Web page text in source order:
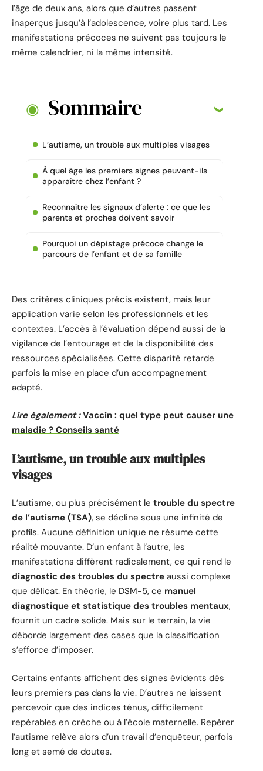
l’âge de deux ans, alors que d’autres passent
inaperçus jusqu’à l’adolescence, voire plus tard. Les
manifestations précoces ne suivent pas toujours le
même calendrier, ni la même intensité.
Sommaire
L’autisme, un trouble aux multiples visages
À quel âge les premiers signes peuvent-ils
apparaître chez l’enfant ?
Reconnaître les signaux d’alerte : ce que les
parents et proches doivent savoir
Pourquoi un dépistage précoce change le
parcours de l’enfant et de sa famille
Des critères cliniques précis existent, mais leur
application varie selon les professionnels et les
contextes. L’accès à l’évaluation dépend aussi de la
vigilance de l’entourage et de la disponibilité des
ressources spécialisées. Cette disparité retarde
parfois la mise en place d’un accompagnement
adapté.
Lire également : Vaccin : quel type peut causer une
maladie ? Conseils santé
L’autisme, un trouble aux multiples
visages
L’autisme, ou plus précisément le trouble du spectre
de l’autisme (TSA), se décline sous une infinité de
profils. Aucune définition unique ne résume cette
réalité mouvante. D’un enfant à l’autre, les
manifestations diffèrent radicalement, ce qui rend le
diagnostic des troubles du spectre aussi complexe
que délicat. En théorie, le DSM-5, ce manuel
diagnostique et statistique des troubles mentaux,
fournit un cadre solide. Mais sur le terrain, la vie
déborde largement des cases que la classification
s’efforce d’imposer.
Certains enfants affichent des signes évidents dès
leurs premiers pas dans la vie. D’autres ne laissent
percevoir que des indices ténus, difficilement
repérables en crèche ou à l’école maternelle. Repérer
l’autisme relève alors d’un travail d’enquêteur, parfois
long et semé de doutes.